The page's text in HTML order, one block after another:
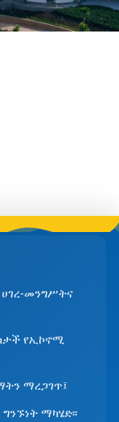
መንግሥትና
የኢኮኖሚ
ማረጋገጥ፤
ማካሄድ፡፡